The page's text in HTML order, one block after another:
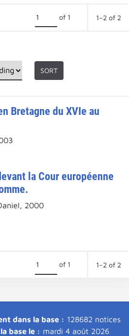
of 1 1–2 of 2
SORT
Bretagne du XVIe au
la Cour européenne
2000
of 1 1–2 of 2
dans la base : 128682 notices
base le : mardi 4 août 2026